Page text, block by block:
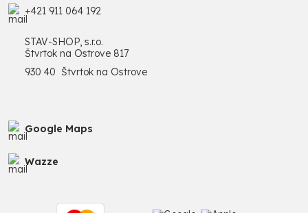
+421 911 064 192
STAV-SHOP, s.r.o.
Štvrtok na Ostrove 817
930 40 Štvrtok na Ostrove
Google Maps
Wazze